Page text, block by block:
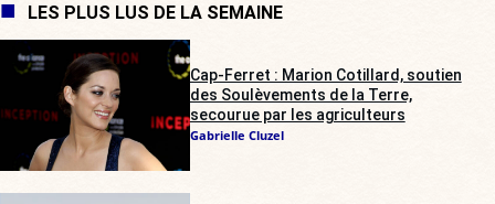
LES PLUS LUS DE LA SEMAINE
Cap-Ferret : Marion Cotillard, soutien
des Soulèvements de la Terre,
secourue par les agriculteurs
Gabrielle Cluzel